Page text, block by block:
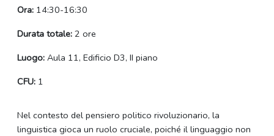
Ora: 14:30-16:30
Durata totale: 2 ore
Luogo: Aula 11, Edificio D3, II piano
CFU: 1
Nel contesto del pensiero politico rivoluzionario, la
linguistica gioca un ruolo cruciale, poiché il linguaggio non